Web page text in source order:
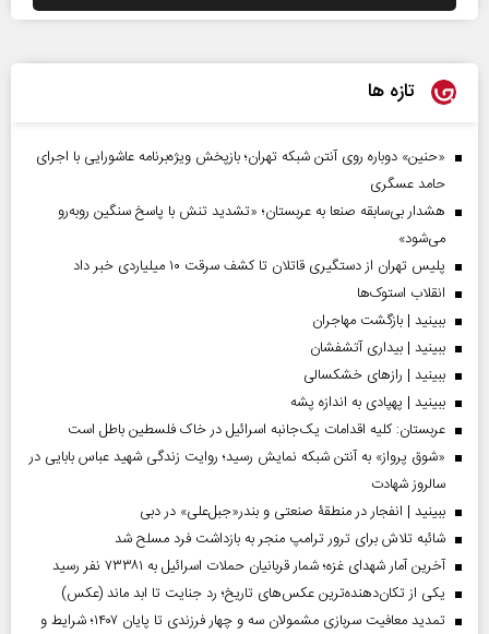
تازه ها
«حنین» دوباره روی آنتن شبکه تهران؛ بازپخش ویژه‌برنامه عاشورایی با اجرای
حامد عسگری
هشدار بی‌سابقه صنعا به عربستان؛ «تشدید تنش با پاسخ سنگین روبه‌رو
می‌شود»
پلیس تهران از دستگیری قاتلان تا کشف سرقت ۱۰ میلیاردی خبر داد
انقلاب استوک‌ها
ببینید | بازگشت مهاجران
ببینید | بیداری آتشفشان
ببینید | رازهای خشکسالی
ببینید | پهپادی به اندازه پشه
عربستان: کلیه اقدامات یک‌جانبه اسرائیل در خاک فلسطین باطل است
«شوق پرواز» به آنتن شبکه نمایش رسید؛ روایت زندگی شهید عباس بابایی در
سالروز شهادت
ببینید | انفجار در منطقۀ صنعتی و بندر«جبل‌علی» در دبی
شائبه تلاش برای ترور ترامپ منجر به بازداشت فرد مسلح شد
آخرین آمار شهدای غزه؛ شمار قربانیان حملات اسرائیل به ۷۳۳۸۱ نفر رسید
یکی از تکان‌دهنده‌ترین عکس‌های تاریخ؛ رد جنایت تا ابد ماند (عکس)
تمدید معافیت سربازی مشمولان سه و چهار فرزندی تا پایان ۱۴۰۷؛ شرایط و